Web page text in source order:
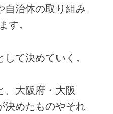
自治体の取り組み
す。
て決めていく。
、大阪府・大阪
決めたものやそれ